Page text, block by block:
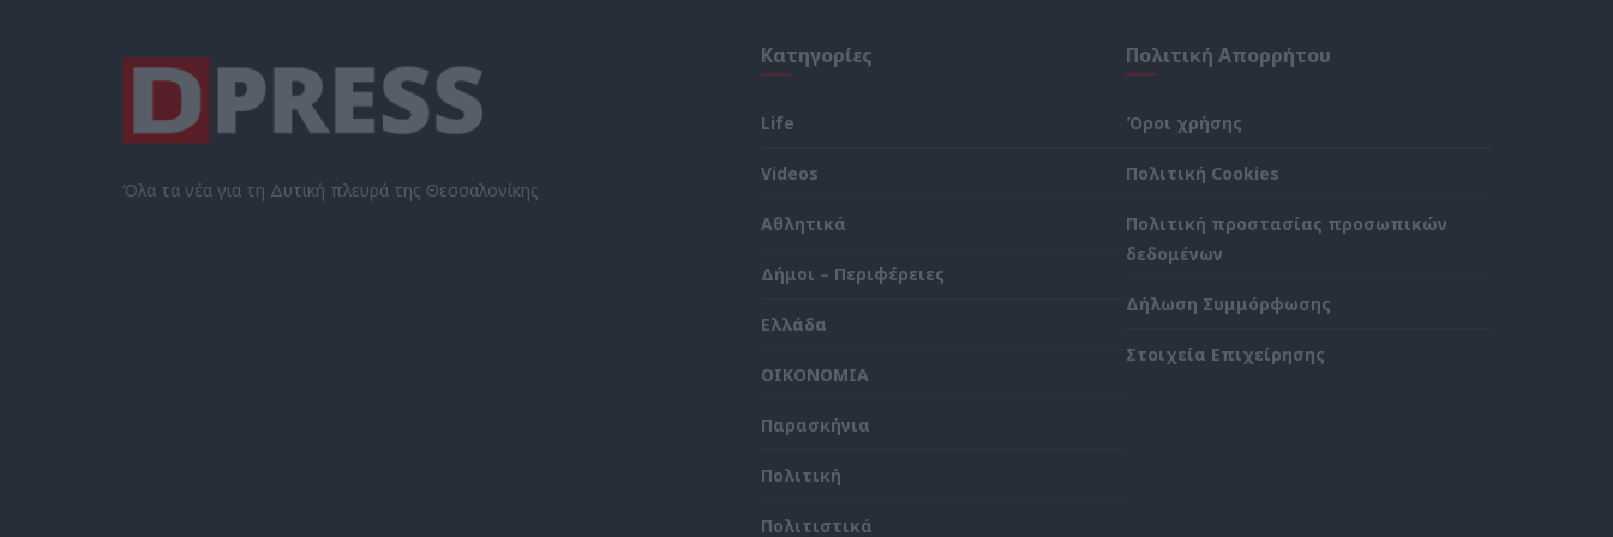
Όλα τα νέα για τη Δυτική πλευρά της Θεσσαλονίκης
Κατηγορίες
Life
Videos
Αθλητικά
Δήμοι – Περιφέρειες
Ελλάδα
ΟΙΚΟΝΟΜΙΑ
Παρασκήνια
Πολιτική
Πολιτιστικά
Πολιτική Απορρήτου
Όροι χρήσης
Πολιτική Cookies
Πολιτική προστασίας προσωπικών
δεδομένων
Δήλωση Συμμόρφωσης
Στοιχεία Επιχείρησης